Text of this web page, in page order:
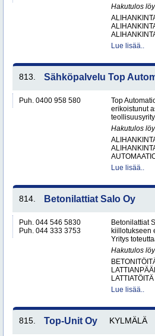
Hakutulos
Lue lisää..
813. Sähköpalvelu Top
Puh. 0400 958 580
Top
erikoistunut
Hakutulos
Lue lisää..
814. Betonilattiat Salo Oy
Puh. 044 546 5830
Puh. 044 333 3753
Betonilattiat
kiillotukseen
Yritys
Hakutulos
LATTIATÖITÄ
Lue lisää..
815. Top-Unit Oy KYLMÄLÄ